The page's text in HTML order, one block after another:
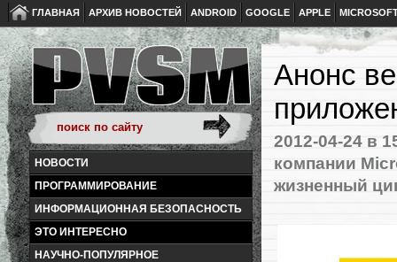
ГЛАВНАЯ АРХИВ НОВОСТЕЙ ANDROID GOOGLE APPLE
НОВОСТИ
ПРОГРАММИРОВАНИЕ
ИНФОРМАЦИОННАЯ БЕЗОПАСНОСТЬ
ЭТО ИНТЕРЕСНО
НАУЧНО-ПОПУЛЯРНОЕ
Анонс
2012-04-24 в
компании
жизненный